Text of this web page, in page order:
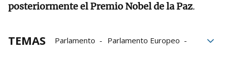
posteriormente el Premio Nobel de la Paz.
TEMAS Parlamento
Parlamento Europeo